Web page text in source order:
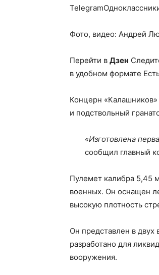
Фото, видео: Андрей
Перейти в Дзен
в удобном формате
Концерн
и подствольный
«Изготовлена
сообщил главный
Пулемет калибра 5,45
военных. Он оснащен
высокую плотность
Он представлен в
разработано для
вооружения.